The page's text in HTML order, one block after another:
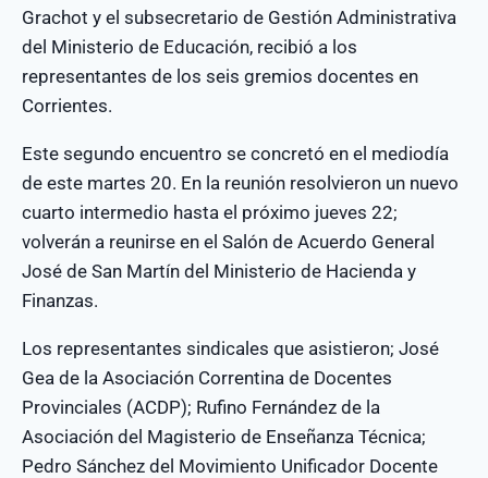
Grachot y el subsecretario de Gestión Administrativa
del Ministerio de Educación, recibió a los
representantes de los seis gremios docentes en
Corrientes.
Este segundo encuentro se concretó en el mediodía
de este martes 20. En la reunión resolvieron un nuevo
cuarto intermedio hasta el próximo jueves 22;
volverán a reunirse en el Salón de Acuerdo General
José de San Martín del Ministerio de Hacienda y
Finanzas.
Los representantes sindicales que asistieron; José
Gea de la Asociación Correntina de Docentes
Provinciales (ACDP); Rufino Fernández de la
Asociación del Magisterio de Enseñanza Técnica;
Pedro Sánchez del Movimiento Unificador Docente